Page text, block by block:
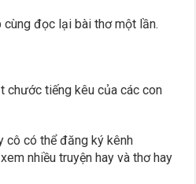
đọc lại bài thơ một lần.
chước tiếng kêu của các con
cô có thể đăng ký kênh
nhiều truyện hay và thơ hay